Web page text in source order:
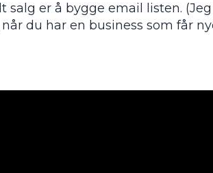
salg er å bygge email listen.
du har en business som får